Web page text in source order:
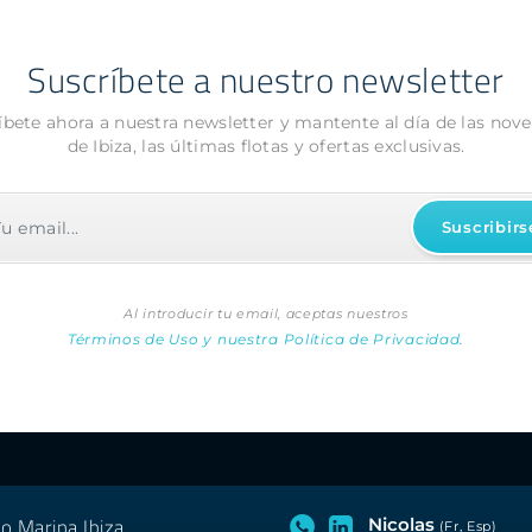
Suscríbete a nuestro newsletter
ahora a nuestra newsletter y mantente al día de las
de Ibiza, las últimas flotas y ofertas exclusivas.
Al introducir tu email, aceptas nuestros
Términos de Uso y nuestra Política de Privacidad.
Nicolas (Fr, Esp)